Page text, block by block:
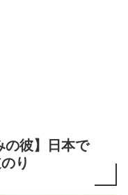
の彼】日本で
り